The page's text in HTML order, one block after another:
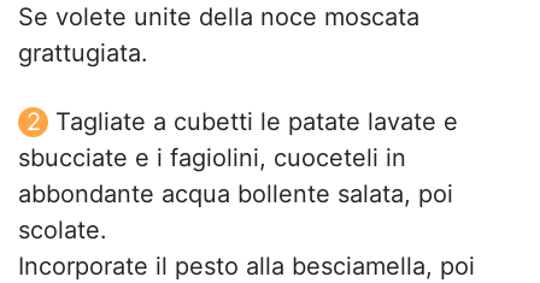
Se volete unite della noce moscata
grattugiata.
Tagliate a cubetti le patate lavate e
sbucciate e i fagiolini, cuoceteli in
abbondante acqua bollente salata, poi
scolate.
Incorporate il pesto alla besciamella, poi